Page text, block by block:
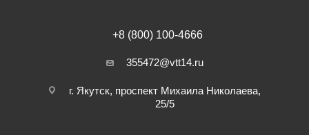
+8 (800) 100-4666
355472@vtt14.ru
г. Якутск, проспект Михаила Николаева,
25/5